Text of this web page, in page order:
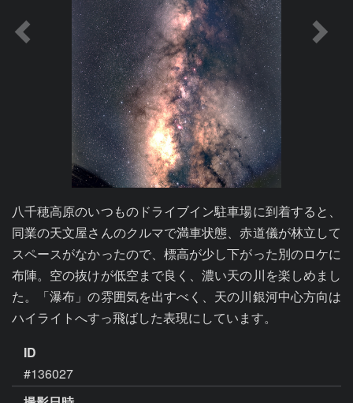
八千穂高原のいつものドライブイン駐車場に到着すると、
同業の天文屋さんのクルマで満車状態、赤道儀が林立して
スペースがなかったので、標高が少し下がった別のロケに
布陣。空の抜けが低空まで良く、濃い天の川を楽しめまし
た。「瀑布」の雰囲気を出すべく、天の川銀河中心方向は
ハイライトへすっ飛ばした表現にしています。
ID
#136027